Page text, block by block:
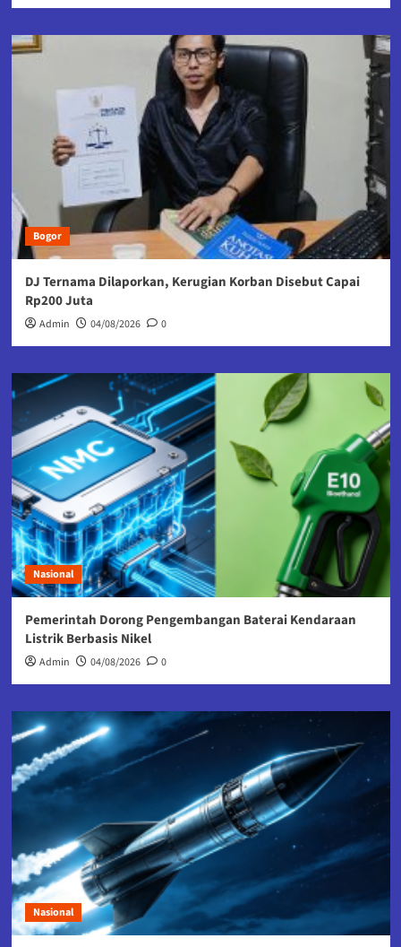
Bogor
DJ Ternama Dilaporkan, Kerugian Korban Disebut Capai
Rp200 Juta
Admin 04/08/2026 0
Nasional
Pemerintah Dorong Pengembangan Baterai Kendaraan
Listrik Berbasis Nikel
Admin 04/08/2026 0
Nasional